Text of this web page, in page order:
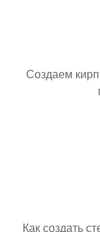
Создаем
Как создать